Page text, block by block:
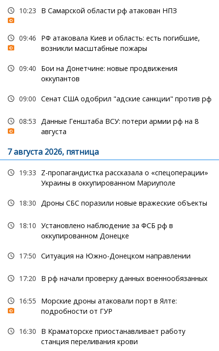
10:23 В Самарской области рф атакован НПЗ
09:46
РФ атаковала Киев и область: есть погибшие,
возникли масштабные пожары
09:40
Бои на Донетчине: новые продвижения
оккупантов
09:00 Сенат США одобрил "адские санкции" против рф
08:53 Данные Генштаба ВСУ: потери армии рф на 8
августа
7 августа 2026, пятница
19:33
Z-пропагандистка рассказала о «спецоперации»
Украины в оккупированном Мариуполе
18:30 Дроны СБС поразили новые вражеские объекты
18:10 Установлено наблюдение за ФСБ рф в
оккупированном Донецке
17:50 Ситуация на Южно-Донецком направлении
17:20 В рф начали проверку данных военнообязанных
16:55
Морские дроны атаковали порт в Ялте:
подробности от ГУР
16:30
В Краматорске приостанавливает работу
станция переливания крови